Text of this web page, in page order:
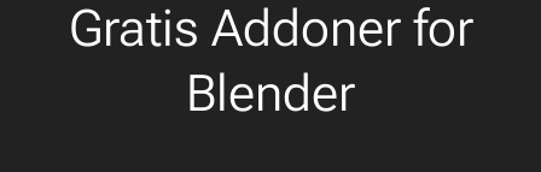
Gratis Addoner for
Blender